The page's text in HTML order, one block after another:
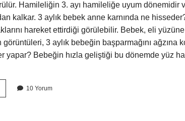
Hamileliğin 3. ayı hamileliğe uyum dönemidir
kalkar. 3 aylık bebek anne karnında ne
hareket ettirdiği görülebilir. Bebek, eli
3 aylık bebeğin başparmağını
yapar? Bebeğin hızla geliştiği bu dönemde yüz
10 Yorum